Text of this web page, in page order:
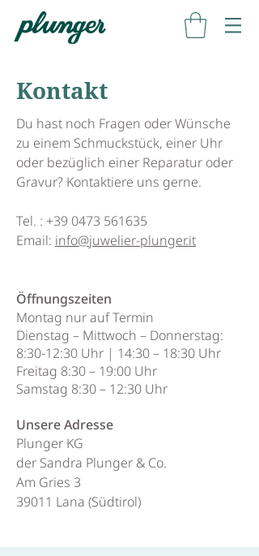
Kontakt
Du hast noch Fragen oder Wünsche
zu einem Schmuckstück, einer Uhr
oder bezüglich einer Reparatur oder
Gravur? Kontaktiere uns gerne.
Tel. : +39 0473 561635
Email: info@juwelier-plunger.it
Öffnungszeiten
Montag nur auf Termin
Dienstag – Mittwoch – Donnerstag:
8:30-12:30 Uhr | 14:30 – 18:30 Uhr
Freitag 8:30 – 19:00 Uhr
Samstag 8:30 – 12:30 Uhr
Unsere Adresse
Plunger KG
der Sandra Plunger & Co.
Am Gries 3
39011 Lana (Südtirol)